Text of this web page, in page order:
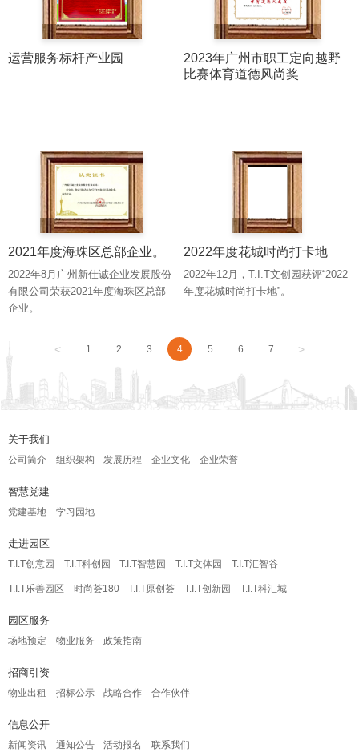
运营服务标杆产业园
2023年广州市职工定向越野
比赛体育道德风尚奖
2021年度海珠区总部企业。
2022年8月广州新仕诚企业发展股份
有限公司荣获2021年度海珠区总部
企业。
2022年度花城时尚打卡地
2022年12月，T.I.T文创园获评“2022
年度花城时尚打卡地”。
< 1 2 3 4 5 6 7 >
关于我们
公司简介 组织架构 发展历程 企业文化 企业荣誉
智慧党建
党建基地 学习园地
走进园区
T.I.T创意园 T.I.T科创园 T.I.T智慧园 T.I.T文体园 T.I.T汇智谷
T.I.T乐善园区 时尚荟180 T.I.T原创荟 T.I.T创新园 T.I.T科汇城
园区服务
场地预定 物业服务 政策指南
招商引资
物业出租 招标公示 战略合作 合作伙伴
信息公开
新闻资讯 通知公告 活动报名 联系我们